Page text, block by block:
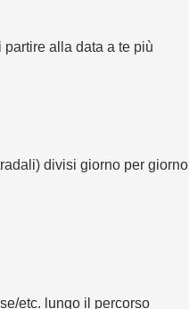
alla data a te più
divisi giorno per giorno
etc. lungo il percorso